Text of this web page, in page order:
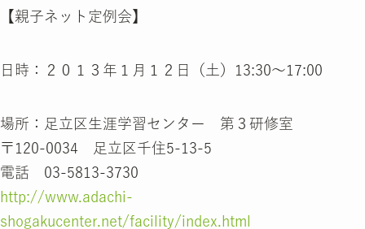
【親子ネット定例会】
日時：２０１３年１月１２日（土）13:30～17:00
場所：足立区生涯学習センター 第３研修室
〒120-0034 足立区千住5-13-5
電話 03-5813-3730
http://www.adachi-
shogakucenter.net/facility/index.html